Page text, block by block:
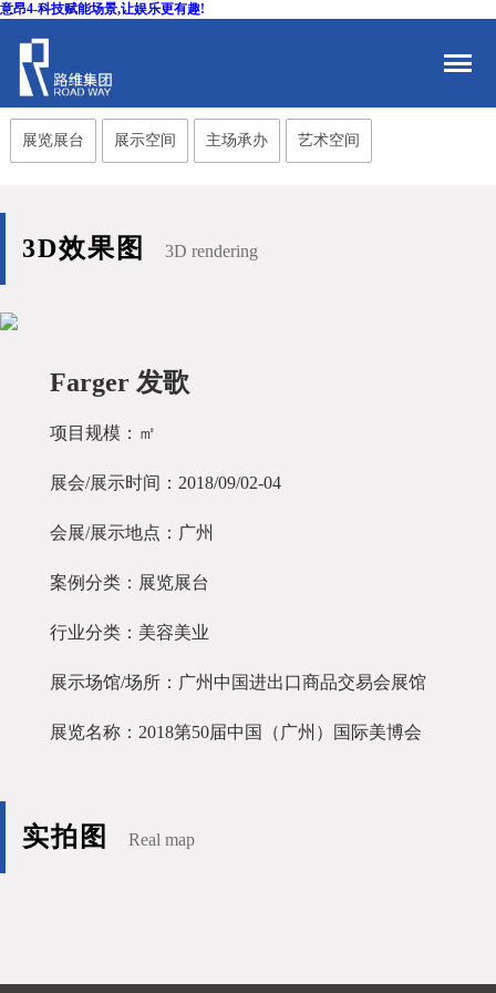
意昂4-科技赋能场景,让娱乐更有趣!
展览展台 展示空间 主场承办 艺术空间
3D效果图 3D rendering
Farger 发歌
项目规模：㎡
展会/展示时间：2018/09/02-04
会展/展示地点：广州
案例分类：展览展台
行业分类：美容美业
展示场馆/场所：广州中国进出口商品交易会展馆
展览名称：2018第50届中国（广州）国际美博会
实拍图 Real map